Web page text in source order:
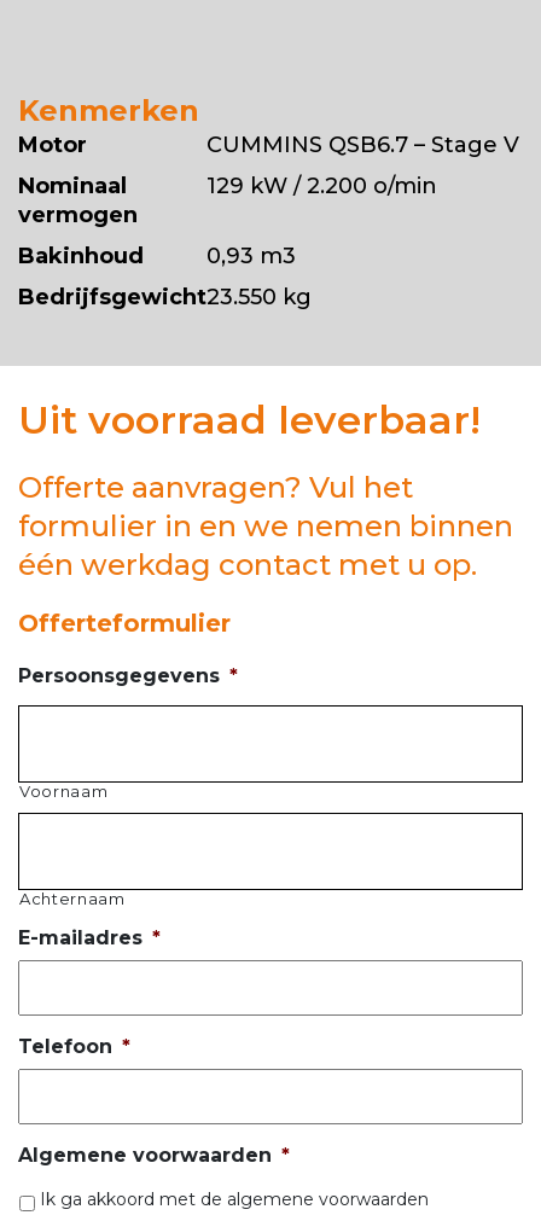
Kenmerken
Motor
CUMMINS QSB6.7 – Stage V
Nominaal
vermogen
129 kW / 2.200 o/min
Bakinhoud
0,93 m3
Bedrijfsgewicht23.550 kg
Uit voorraad leverbaar!
Offerte aanvragen? Vul het
formulier in en we nemen binnen
één werkdag contact met u op.
Offerteformulier
Persoonsgegevens *
Voornaam
Achternaam
E-mailadres *
Telefoon *
Algemene voorwaarden *
Ik ga akkoord met de algemene voorwaarden